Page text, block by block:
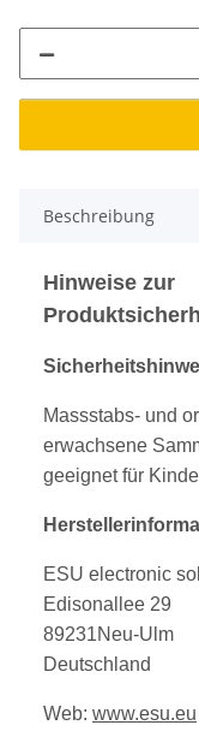
Beschreibung
Hinweise zur
Massstabs- und
erwachsene
geeignet für
ESU electronic
Edisonallee 29
89231Neu-Ulm
Deutschland
Web: www.esu.eu